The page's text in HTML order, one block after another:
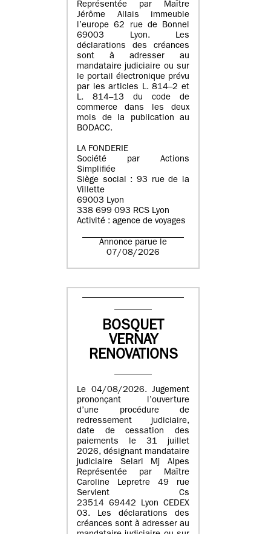
Représentée par Maître
Jérôme Allais immeuble
l’europe 62 rue de Bonnel
69003 Lyon. Les
déclarations des créances
sont à adresser au
mandataire judiciaire ou sur
le portail électronique prévu
par les articles L. 814–2 et
L. 814–13 du code de
commerce dans les deux
mois de la publication au
BODACC.
LA FONDERIE
Société par Actions
Simplifiée
Siège social : 93 rue de la
Villette
69003 Lyon
338 699 093 RCS Lyon
Activité : agence de voyages
Annonce parue le
07/08/2026
BOSQUET
VERNAY
RENOVATIONS
Le 04/08/2026. Jugement
prononçant l’ouverture
d’une procédure de
redressement judiciaire,
date de cessation des
paiements le 31 juillet
2026, désignant mandataire
judiciaire Selarl Mj Alpes
Représentée par Maître
Caroline Lepretre 49 rue
Servient Cs
23514 69442 Lyon CEDEX
03. Les déclarations des
créances sont à adresser au